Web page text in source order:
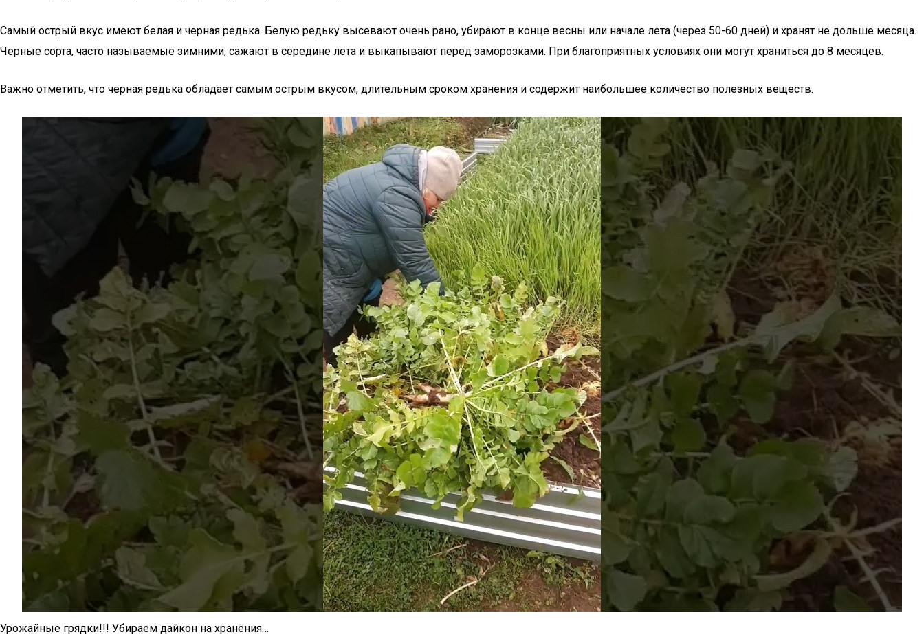
Самый острый вкус имеют белая и черная редька. Белую редьку высевают очень рано, убирают в конце весны или начале лета (через 50-60 дней) и хранят не дольше месяца.
Черные сорта, часто называемые зимними, сажают в середине лета и выкапывают перед заморозками. При благоприятных условиях они могут храниться до 8 месяцев.
Важно отметить, что черная редька обладает самым острым вкусом, длительным сроком хранения и содержит наибольшее количество полезных веществ.
Урожайные грядки!!! Убираем дайкон на хранения…